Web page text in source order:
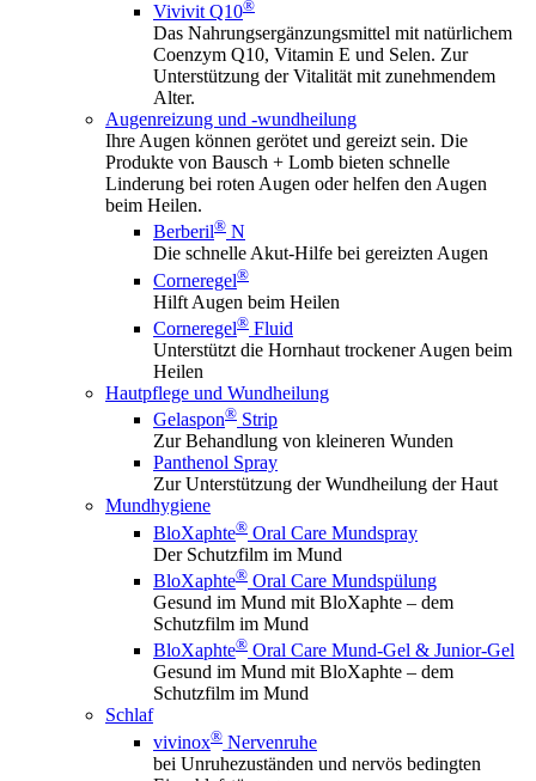
Vivivit Q10®
Das Nahrungsergänzungsmittel mit natürlichem
Coenzym Q10, Vitamin E und Selen. Zur
Unterstützung der Vitalität mit zunehmendem
Alter.
Augenreizung und -wundheilung
Ihre Augen können gerötet und gereizt sein. Die
Produkte von Bausch + Lomb bieten schnelle
Linderung bei roten Augen oder helfen den Augen
beim Heilen.
Berberil® N
Die schnelle Akut-Hilfe bei gereizten Augen
Corneregel®
Hilft Augen beim Heilen
Corneregel® Fluid
Unterstützt die Hornhaut trockener Augen beim
Heilen
Hautpflege und Wundheilung
Gelaspon® Strip
Zur Behandlung von kleineren Wunden
Panthenol Spray
Zur Unterstützung der Wundheilung der Haut
Mundhygiene
BloXaphte® Oral Care Mundspray
Der Schutzfilm im Mund
BloXaphte® Oral Care Mundspülung
Gesund im Mund mit BloXaphte – dem
Schutzfilm im Mund
BloXaphte® Oral Care Mund-Gel & Junior-Gel
Gesund im Mund mit BloXaphte – dem
Schutzfilm im Mund
Schlaf
vivinox® Nervenruhe
bei Unruhezuständen und nervös bedingten